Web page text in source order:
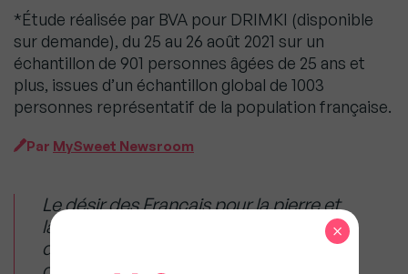
*Étude réalisée par BVA pour DRIMKI (disponible
sur demande), du 25 au 26 août 2021 sur un
échantillon de 901 personnes âgées de 25 ans et
plus, issues d’un échantillon global de 1003
personnes représentatif de la population française.
Par MySweet Newsroom
Le désir des Français pour la pierre et
la demande ne faiblit pas depuis le
début de l’année. Cette ambition est
×